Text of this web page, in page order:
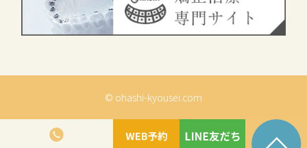
© ohashi-kyousei.com